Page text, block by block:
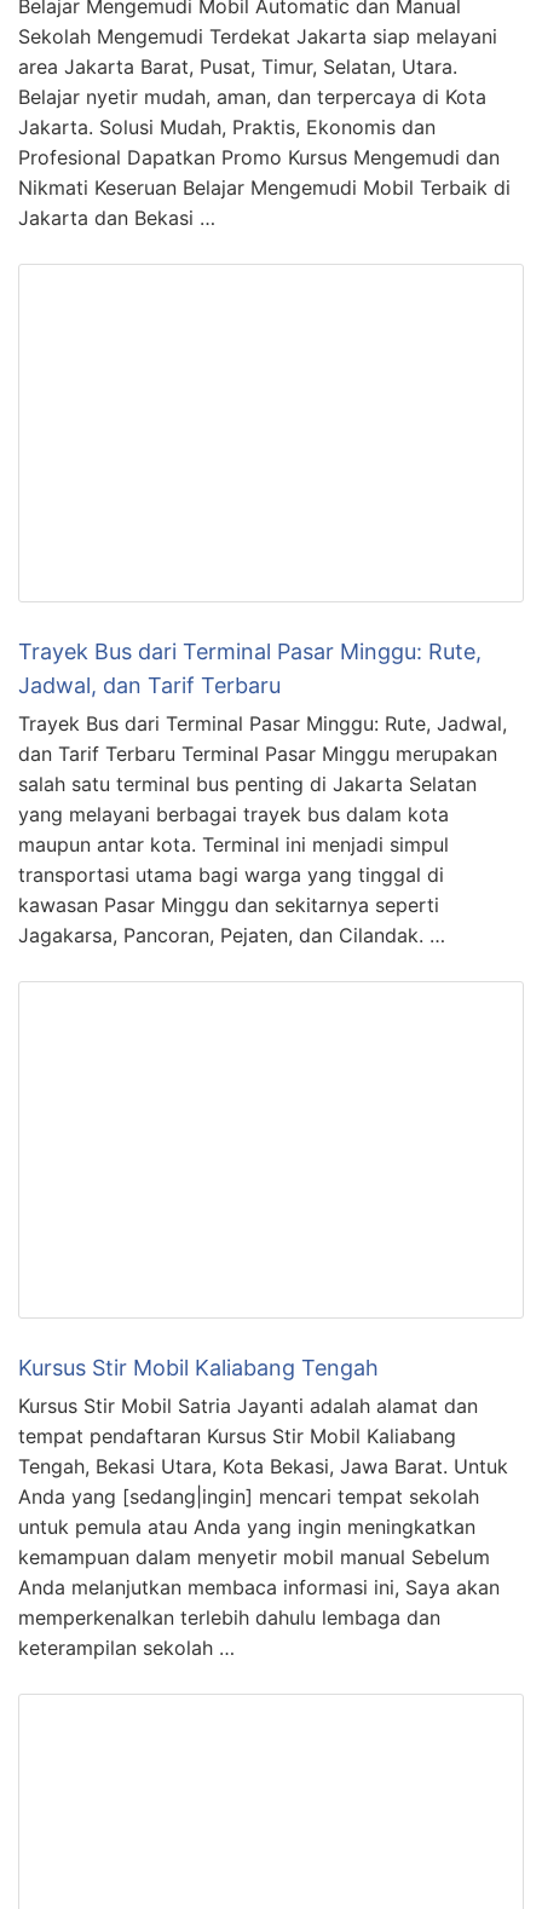
Belajar Mengemudi Mobil Automatic dan Manual
Sekolah Mengemudi Terdekat Jakarta siap melayani
area Jakarta Barat, Pusat, Timur, Selatan, Utara.
Belajar nyetir mudah, aman, dan terpercaya di Kota
Jakarta. Solusi Mudah, Praktis, Ekonomis dan
Profesional Dapatkan Promo Kursus Mengemudi dan
Nikmati Keseruan Belajar Mengemudi Mobil Terbaik di
Jakarta dan Bekasi …
Trayek Bus dari Terminal Pasar Minggu: Rute,
Jadwal, dan Tarif Terbaru
Trayek Bus dari Terminal Pasar Minggu: Rute, Jadwal,
dan Tarif Terbaru Terminal Pasar Minggu merupakan
salah satu terminal bus penting di Jakarta Selatan
yang melayani berbagai trayek bus dalam kota
maupun antar kota. Terminal ini menjadi simpul
transportasi utama bagi warga yang tinggal di
kawasan Pasar Minggu dan sekitarnya seperti
Jagakarsa, Pancoran, Pejaten, dan Cilandak. …
Kursus Stir Mobil Kaliabang Tengah
Kursus Stir Mobil Satria Jayanti adalah alamat dan
tempat pendaftaran Kursus Stir Mobil Kaliabang
Tengah, Bekasi Utara, Kota Bekasi, Jawa Barat. Untuk
Anda yang [sedang|ingin] mencari tempat sekolah
untuk pemula atau Anda yang ingin meningkatkan
kemampuan dalam menyetir mobil manual Sebelum
Anda melanjutkan membaca informasi ini, Saya akan
memperkenalkan terlebih dahulu lembaga dan
keterampilan sekolah …